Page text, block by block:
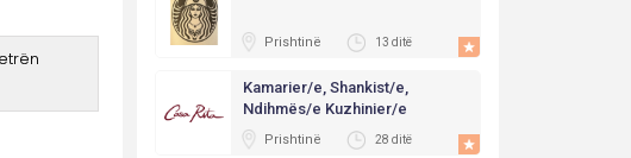
Prishtinë 13 ditë
Kamarier/e, Shankist/e,
Ndihmës/e Kuzhinier/e
Prishtinë 28 ditë